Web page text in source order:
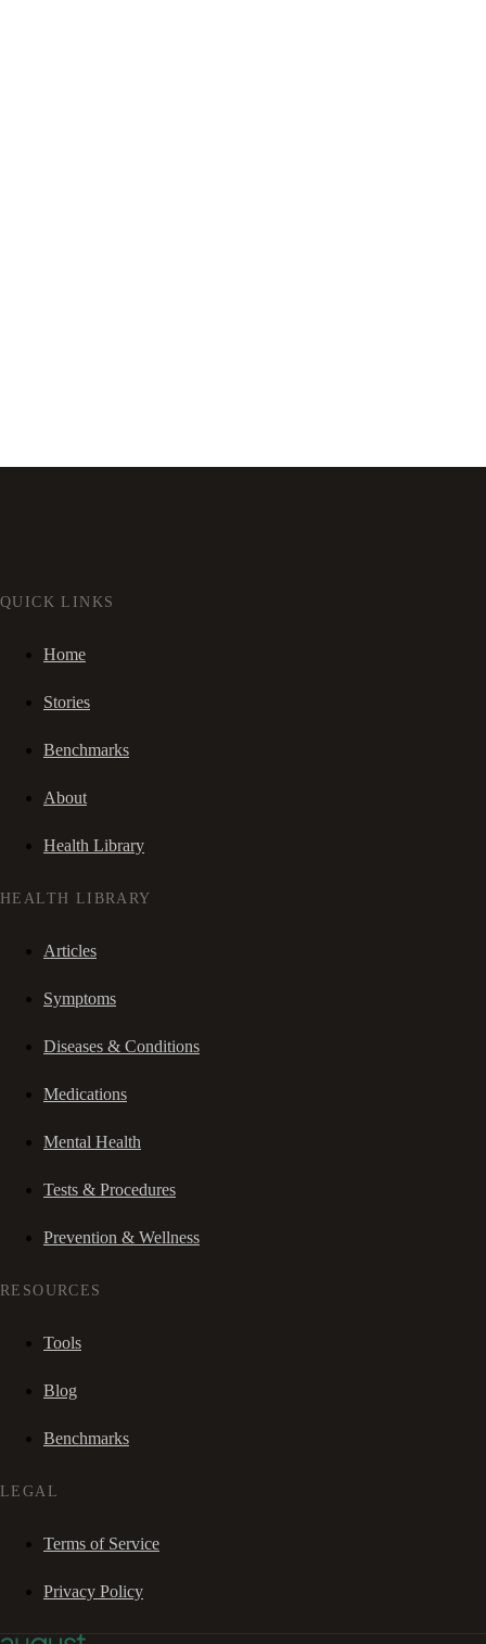
QUICK LINKS
Home
Stories
Benchmarks
About
Health Library
HEALTH LIBRARY
Articles
Symptoms
Diseases & Conditions
Medications
Mental Health
Tests & Procedures
Prevention & Wellness
RESOURCES
Tools
Blog
Benchmarks
LEGAL
Terms of Service
Privacy Policy